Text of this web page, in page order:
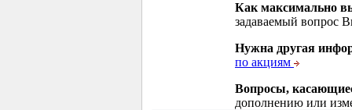
Как максимально
задаваемый вопрос
Нужна другая
по акциям
Вопросы,
дополнению или